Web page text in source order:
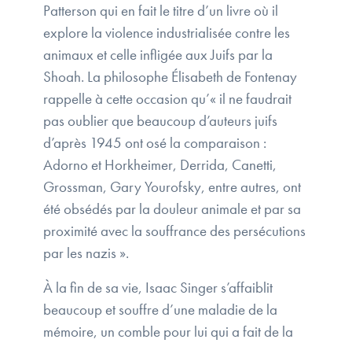
Patterson qui en fait le titre d’un livre où il
explore la violence industrialisée contre les
animaux et celle infligée aux Juifs par la
Shoah. La philosophe Élisabeth de Fontenay
rappelle à cette occasion qu’« il ne faudrait
pas oublier que beaucoup d’auteurs juifs
d’après 1945 ont osé la comparaison :
Adorno et Horkheimer, Derrida, Canetti,
Grossman, Gary Yourofsky, entre autres, ont
été obsédés par la douleur animale et par sa
proximité avec la souffrance des persécutions
par les nazis ».
À la fin de sa vie, Isaac Singer s’affaiblit
beaucoup et souffre d’une maladie de la
mémoire, un comble pour lui qui a fait de la